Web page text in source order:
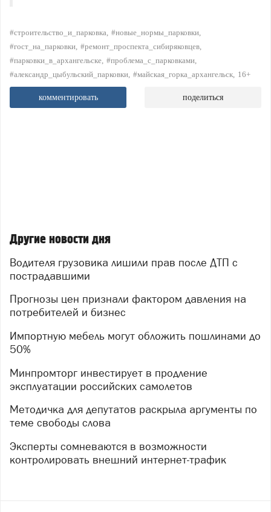
#строительство_и_парковка #новые_нормы_парковки
#гост_на_парковки #ремонт_проспекта_сибиряковцев
#парковки_в_архангельске #проблема_с_парковками
#александр_цыбульский_парковки #майская_горка_архангельск 16+
комментировать поделиться
Другие новости дня
Водителя грузовика лишили прав после ДТП с
пострадавшими
Прогнозы цен признали фактором давления на
потребителей и бизнес
Импортную мебель могут обложить пошлинами до
50%
Минпромторг инвестирует в продление
эксплуатации российских самолетов
Методичка для депутатов раскрыла аргументы по
теме свободы слова
Эксперты сомневаются в возможности
контролировать внешний интернет-трафик